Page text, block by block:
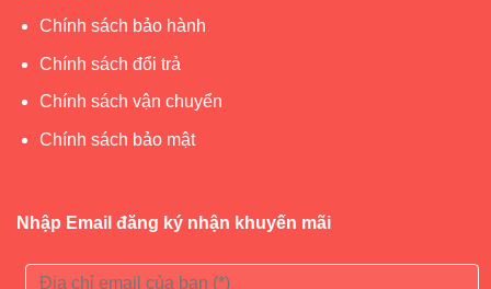
Chính sách bảo hành
Chính sách đổi trả
Chính sách vận chuyển
Chính sách bảo mật
Nhập Email đăng ký nhận khuyến mãi